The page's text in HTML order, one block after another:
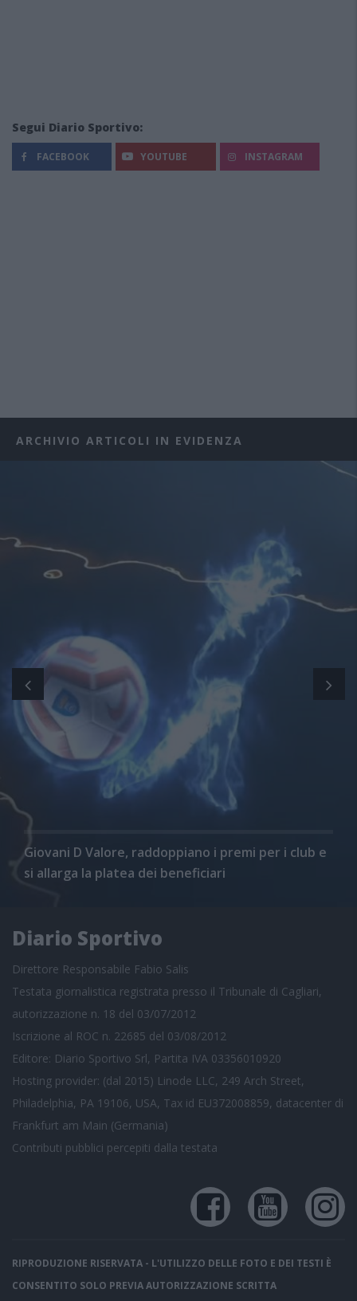
Segui Diario Sportivo:
FACEBOOK YOUTUBE INSTAGRAM
ARCHIVIO ARTICOLI IN EVIDENZA
Giovani D Valore, raddoppiano i premi per i club e
si allarga la platea dei beneficiari
Diario Sportivo
Direttore Responsabile Fabio Salis
Testata giornalistica registrata presso il Tribunale di Cagliari,
autorizzazione n. 18 del 03/07/2012
Iscrizione al ROC n. 22685 del 03/08/2012
Editore: Diario Sportivo Srl, Partita IVA 03356010920
Hosting provider: (dal 2015) Linode LLC, 249 Arch Street,
Philadelphia, PA 19106, USA, Tax id EU372008859, datacenter di
Frankfurt am Main (Germania)
Contributi pubblici percepiti dalla testata
RIPRODUZIONE RISERVATA - L'UTILIZZO DELLE FOTO E DEI TESTI È
CONSENTITO SOLO PREVIA AUTORIZZAZIONE SCRITTA